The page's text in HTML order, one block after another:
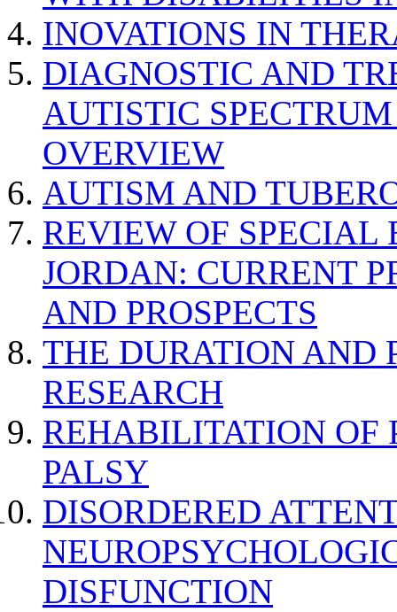
INOVATIONS IN
DIAGNOSTIC AND
AUTISTIC
OVERVIEW
AUTISM AND
REVIEW OF SPECIAL
JORDAN: CURRENT
AND PROSPECTS
THE DURATION AND
RESEARCH
REHABILITATION OF
PALSY
DISORDERED
DISFUNCTION